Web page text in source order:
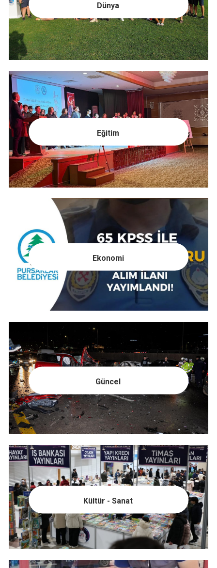
Dünya
Eğitim
Ekonomi
Güncel
Kültür - Sanat